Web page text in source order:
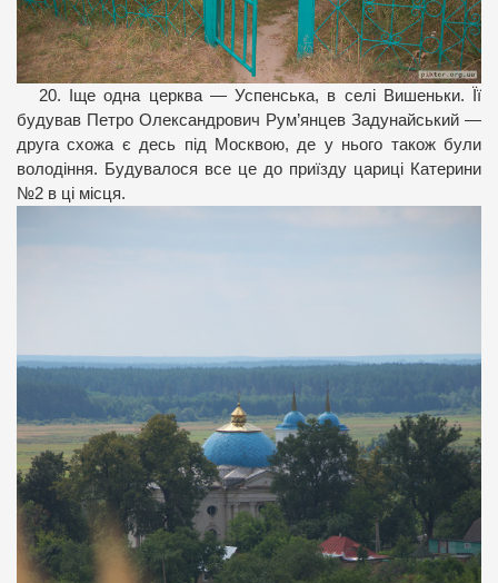
20. Іще одна церква — Успенська, в селі Вишеньки. Її
будував Петро Олександрович Рум’янцев Задунайський —
друга схожа є десь під Москвою, де у нього також були
володіння. Будувалося все це до приїзду цариці Катерини
№2 в ці місця.